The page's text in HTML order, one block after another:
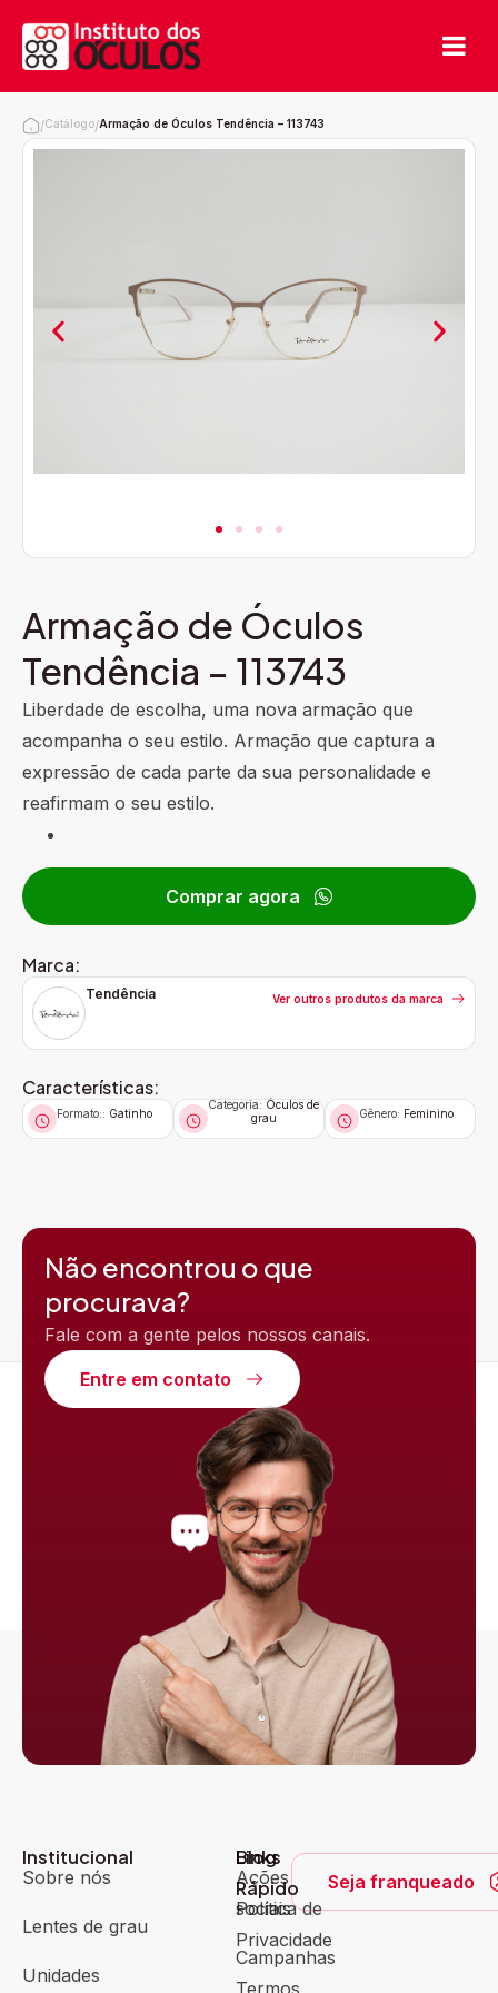
/Catálogo/Armação de Óculos Tendência – 113743
Armação de Óculos
Tendência – 113743
Liberdade de escolha, uma nova armação que
acompanha o seu estilo. Armação que captura a
expressão de cada parte da sua personalidade e
reafirmam o seu estilo.
Comprar agora
Marca:
Tendência Ver outros produtos da marca
Características:
Formato:: Gatinho
Categoria:Óculos de
grau
Gênero: Feminino
Não encontrou o que
procurava?
Fale com a gente pelos nossos canais.
Entre em contato
Institucional
Sobre nós
Lentes de grau
Unidades
Blog
Ações
sociais
Campanhas
Links
Rápido
Política de
Privacidade
Termos
Seja franqueado